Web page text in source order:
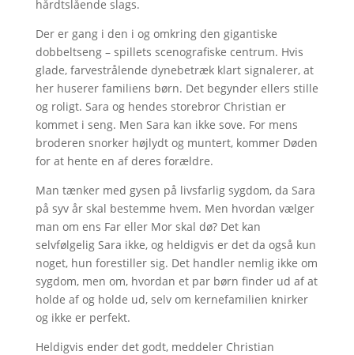
hårdtslående slags.
Der er gang i den i og omkring den gigantiske
dobbeltseng – spillets scenografiske centrum. Hvis
glade, farvestrålende dynebetræk klart signalerer, at
her huserer familiens børn. Det begynder ellers stille
og roligt. Sara og hendes storebror Christian er
kommet i seng. Men Sara kan ikke sove. For mens
broderen snorker højlydt og muntert, kommer Døden
for at hente en af deres forældre.
Man tænker med gysen på livsfarlig sygdom, da Sara
på syv år skal bestemme hvem. Men hvordan vælger
man om ens Far eller Mor skal dø? Det kan
selvfølgelig Sara ikke, og heldigvis er det da også kun
noget, hun forestiller sig. Det handler nemlig ikke om
sygdom, men om, hvordan et par børn finder ud af at
holde af og holde ud, selv om kernefamilien knirker
og ikke er perfekt.
Heldigvis ender det godt, meddeler Christian